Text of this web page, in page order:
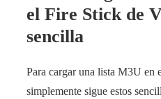
el Fire Stick de
sencilla
Para cargar una lista M3U
simplemente sigue estos